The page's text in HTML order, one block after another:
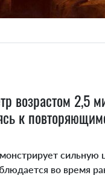
возрастом 2,5
к
сильную
во время